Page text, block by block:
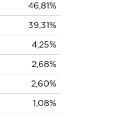
46,81%
39,31%
4,25%
2,68%
2,60%
1,08%